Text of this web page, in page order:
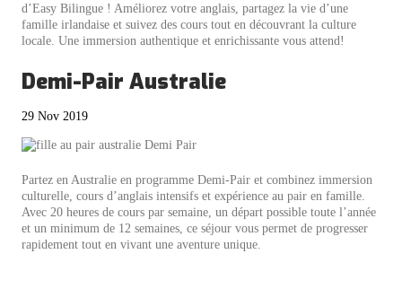
d’Easy Bilingue ! Améliorez votre anglais, partagez la vie d’une
famille irlandaise et suivez des cours tout en découvrant la culture
locale. Une immersion authentique et enrichissante vous attend!
Demi-Pair Australie
29 Nov 2019
Partez en Australie en programme Demi-Pair et combinez immersion
culturelle, cours d’anglais intensifs et expérience au pair en famille.
Avec 20 heures de cours par semaine, un départ possible toute l’année
et un minimum de 12 semaines, ce séjour vous permet de progresser
rapidement tout en vivant une aventure unique.